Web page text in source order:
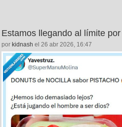
Estamos llegando al límite
por kidnash el 26 abr 2026, 16:47